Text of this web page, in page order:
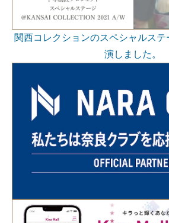
関西コレクションのスペシャルス
演しました。